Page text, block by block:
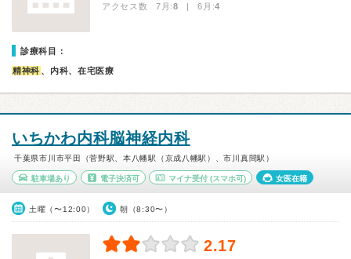
アクセス数 7月:8 | 6月:4
診療科目：
精神科 、内科、在宅医療
いちかわ内科脳神経内科
千葉県市川市平田（菅野駅、本八幡駅（京成八幡駅）、市川真間駅）
駐車場あり 電子決済可 マイナ受付 (スマホ可) 女医在籍
土曜（〜12:00） 朝（8:30〜）
2.17